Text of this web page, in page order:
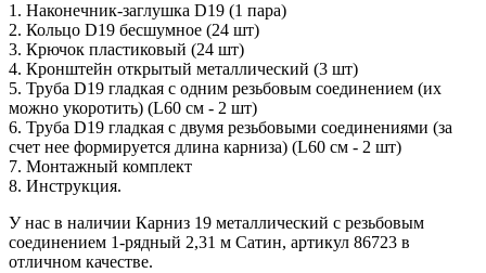
1. Наконечник-заглушка D19 (1 пара)
2. Кольцо D19 бесшумное (24 шт)
3. Крючок пластиковый (24 шт)
4. Кронштейн открытый металлический (3 шт)
5. Труба D19 гладкая с одним резьбовым соединением (их
можно укоротить) (L60 см - 2 шт)
6. Труба D19 гладкая с двумя резьбовыми соединениями (за
счет нее формируется длина карниза) (L60 см - 2 шт)
7. Монтажный комплект
8. Инструкция.
У нас в наличии Карниз 19 металлический с резьбовым
соединением 1-рядный 2,31 м Сатин, артикул 86723 в
отличном качестве.